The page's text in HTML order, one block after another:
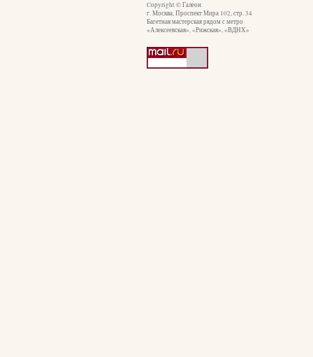
Copyright © Галеон
г. Москва, Проспект Мира 102, стр. 34
Багетная мастерская рядом с метро
«Алексеевская», «Рижская», «ВДНХ»